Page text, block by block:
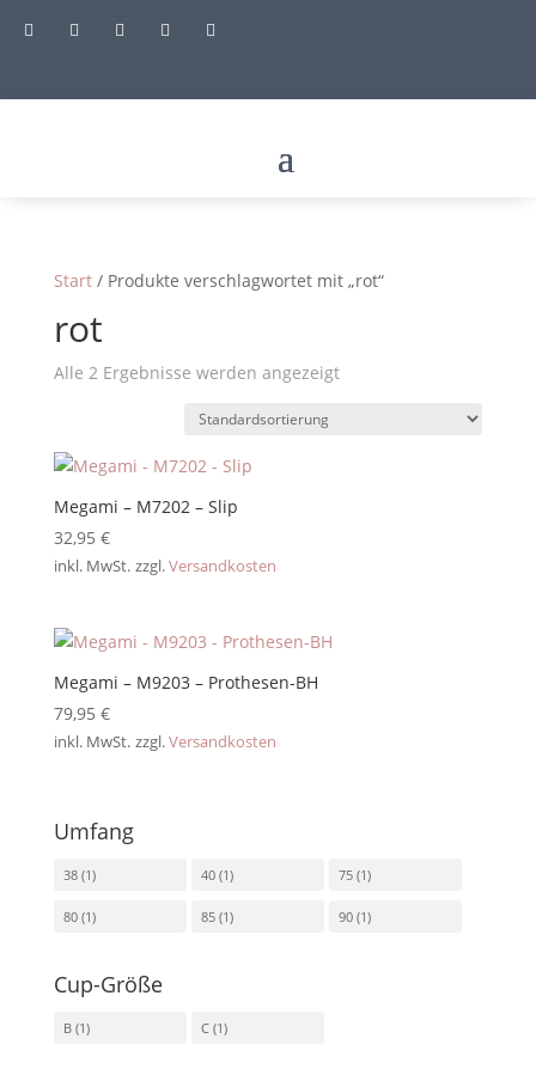
    
Start/ Produkte verschlagwortet mit „rot“
rot
Alle 2 Ergebnisse werden angezeigt
Megami – M7202 – Slip
32,95 €
inkl. MwSt. zzgl.Versandkosten
Megami – M9203 – Prothesen-BH
79,95 €
inkl. MwSt. zzgl.Versandkosten
Umfang
38 (1) 40 (1) 75 (1)
80 (1) 85 (1) 90 (1)
Cup-Größe
B (1) C (1)